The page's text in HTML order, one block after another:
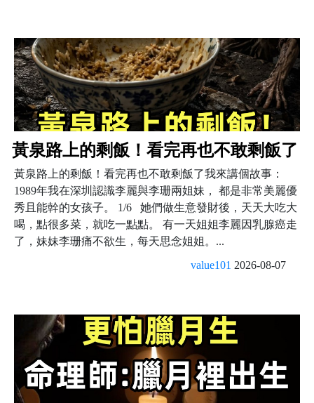
黃泉路上的剩飯！看完再也不敢剩飯了
黃泉路上的剩飯！看完再也不敢剩飯了我來講個故事：
1989年我在深圳認識李麗與李珊兩姐妹， 都是非常美麗優
秀且能幹的女孩子。 1/6 她們做生意發財後，天天大吃大
喝，點很多菜，就吃一點點。 有一天姐姐李麗因乳腺癌走
了，妹妹李珊痛不欲生，每天思念姐姐。...
value101 2026-08-07